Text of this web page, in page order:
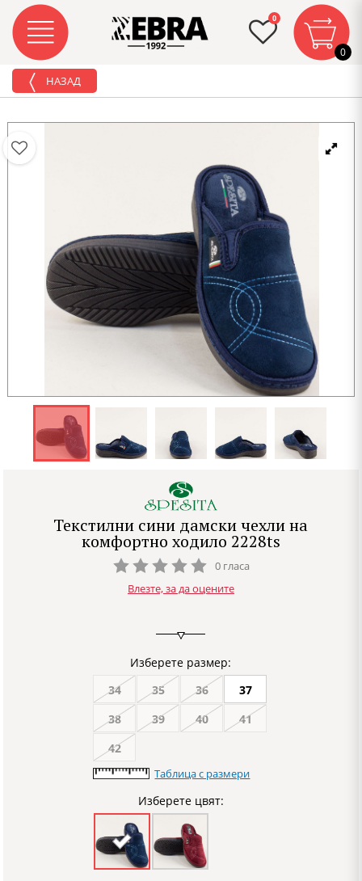
0
0
НАЗАД
Текстилни сини дамски чехли на
комфортно ходило 2228ts
0 гласа
Влезте, за да оцените
Изберете размер:
34
35 36
37
38
39 40
41
42
Таблица с размери
Изберете цвят: